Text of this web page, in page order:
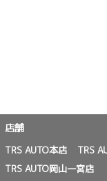
店舗
TRS AUTO本店
TRS
TRS AUTO岡山一宮店